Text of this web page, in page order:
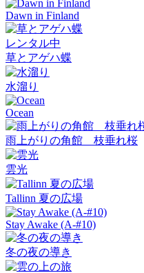
Dawn in Finland
レンタル中
草とアゲハ蝶
水溜り
Ocean
雨上がりの角館 枝垂れ桜
雲光
Tallinn 夏の広場
Stay Awake (A-#10)
冬の夜の導き